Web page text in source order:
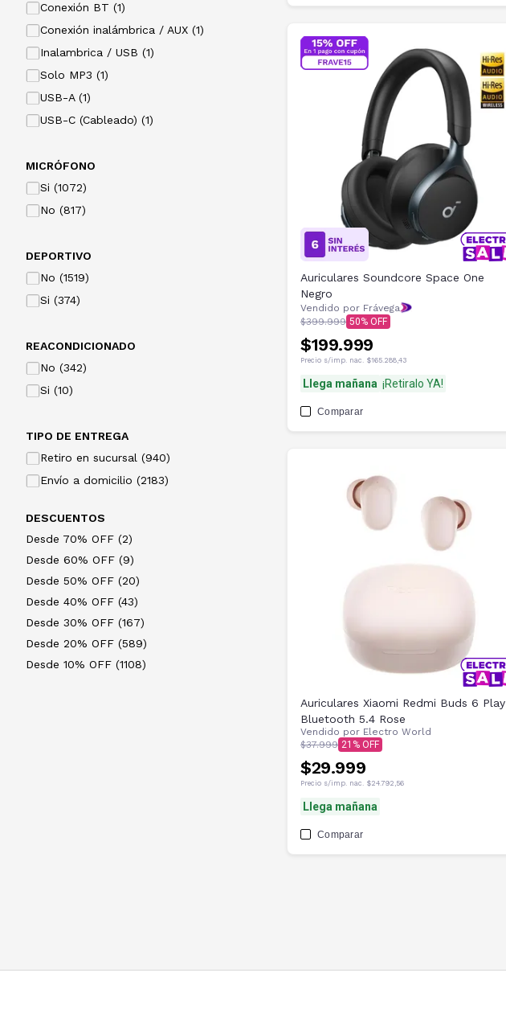
Conexión BT (1)
Conexión inalámbrica / AUX (1)
Inalambrica / USB (1)
Solo MP3 (1)
USB-A (1)
USB-C (Cableado) (1)
MICRÓFONO
Si (1072)
No (817)
DEPORTIVO
No (1519)
Si (374)
REACONDICIONADO
No (342)
Si (10)
TIPO DE ENTREGA
Retiro en sucursal (940)
Envío a domicilio (2183)
DESCUENTOS
Desde 70% OFF (2)
Desde 60% OFF (9)
Desde 50% OFF (20)
Desde 40% OFF (43)
Desde 30% OFF (167)
Desde 20% OFF (589)
Desde 10% OFF (1108)
Auriculares Soundcore Space One
Negro
Vendido por Frávega
$399.999 50
$199.999
Precio s/imp. nac. $165.288,43
Llega mañana ¡Retiralo YA!
Comparar
Auriculares Xiaomi Redmi Buds 6 Play
Bluetooth 5.4 Rose
Vendido por Electro World
$37.999 21
$29.999
Precio s/imp. nac. $24.792,56
Llega mañana
Comparar